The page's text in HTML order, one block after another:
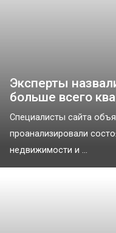
Эксперты
больше всего
Специалисты сайта
проанализировали
недвижимости и ...